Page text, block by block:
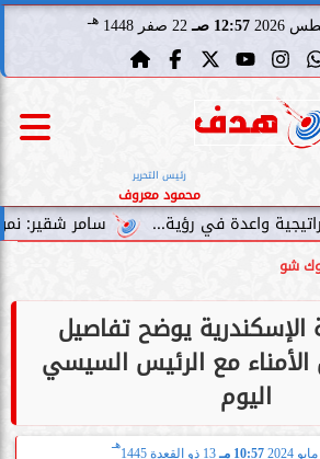
12:57 صـ 22 صفر 1448 هـ
رئيس التحرير
محمود معروف
سامر شقير: نمو صناديق
شو
يوضح تفاصيل
مع الرئيس السيسي
اليوم
10:57 مـ 13 ذو القعدة 1445
هـ